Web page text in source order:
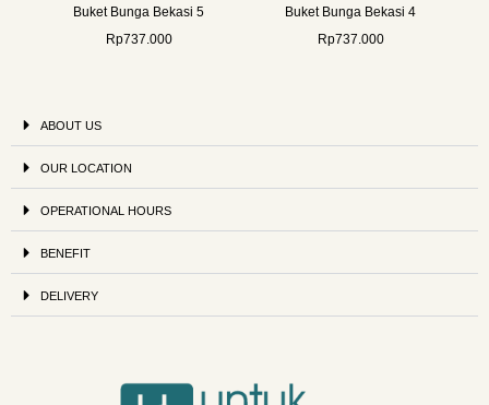
Buket Bunga Bekasi 5
Rp737.000
Buket Bunga Bekasi 4
Rp737.000
ABOUT US
OUR LOCATION
OPERATIONAL HOURS
BENEFIT
DELIVERY